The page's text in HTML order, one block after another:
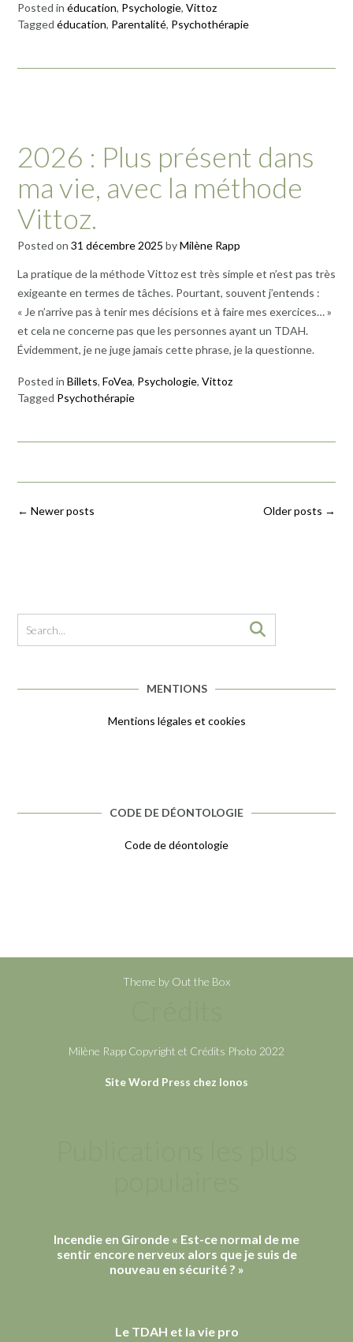
Posted in éducation, Psychologie, Vittoz
Tagged éducation, Parentalité, Psychothérapie
2026 : Plus présent dans
ma vie, avec la méthode
Vittoz.
Posted on 31 décembre 2025 byMilène Rapp
La pratique de la méthode Vittoz est très simple et n’est pas très
exigeante en termes de tâches. Pourtant, souvent j’entends :
« Je n’arrive pas à tenir mes décisions et à faire mes exercices… »
et cela ne concerne pas que les personnes ayant un TDAH.
Évidemment, je ne juge jamais cette phrase, je la questionne.
Posted in Billets, FoVea, Psychologie, Vittoz
Tagged Psychothérapie
Posts
Older posts →
← Newer posts
MENTIONS
Mentions légales et cookies
CODE DE DÉONTOLOGIE
Code de déontologie
Theme by Out the Box
Milène Rapp Copyright et Crédits Photo 2022
Site Word Press chez Ionos
Incendie en Gironde « Est-ce normal de me
sentir encore nerveux alors que je suis de
nouveau en sécurité ? »
Le TDAH et la vie pro